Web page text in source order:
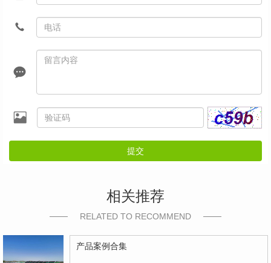
提交
相关推荐
RELATED TO RECOMMEND
产品案例合集